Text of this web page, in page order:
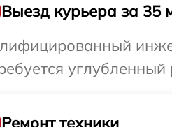
Выезд курьера за 35
Ремонт техники